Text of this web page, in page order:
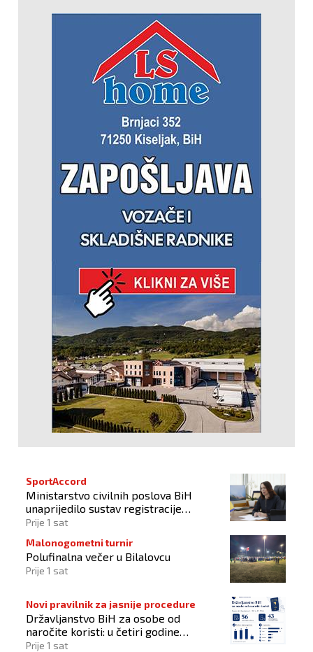
SportAccord
Ministarstvo civilnih poslova BiH
unaprijedilo sustav registracije
sportskih organizacija
Prije 1 sat
Malonogometni turnir
Polufinalna večer u Bilalovcu
Prije 1 sat
Novi pravilnik za jasnije procedure
Državljanstvo BiH za osobe od
naročite koristi: u četiri godine
odobrena 43 zahtjeva
Prije 1 sat